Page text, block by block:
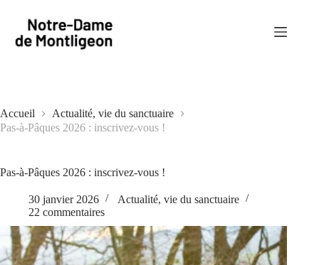
contenu
Accueil
Actualité, vie du sanctuaire
Pas-à-Pâques 2026 : inscrivez-vous !
Pas-à-Pâques 2026 : inscrivez-vous !
30 janvier 2026
Actualité, vie du sanctuaire
22 commentaires